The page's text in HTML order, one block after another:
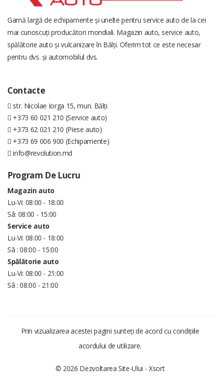
Gamă largă de echipamente și unelte pentru service auto de la cei
mai cunoscuți producători mondiali. Magazin auto, service auto,
spălătorie auto și vulcanizare în Bălți. Oferim tot ce este necesar
pentru dvs. și automobilul dvs.
Contacte
str. Nicolae Iorga 15, mun. Bălți
+373 60 021 210 (Service auto)
+373 62 021 210 (Piese auto)
+373 69 006 900 (Echipamente)
info@revolution.md
Program De Lucru
Magazin auto
Lu-Vi: 08:00 - 18:00
Sâ: 08:00 - 15:00
Service auto
Lu-Vi: 08:00 - 18:00
Sâ : 08:00 - 15:00
Spălătorie auto
Lu-Vi: 08:00 - 21:00
Sâ : 08:00 - 21:00
Prin vizualizarea acestei pagini sunteți de acord cu condițiile
acordului de utilizare.
© 2026 Dezvoltarea Site-Ului - Xsort